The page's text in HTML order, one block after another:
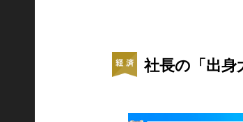
社長の「出身